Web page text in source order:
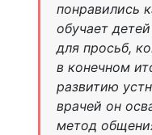
понравились
обучает
для просьб,
в конечном
развитию
врачей он
метод